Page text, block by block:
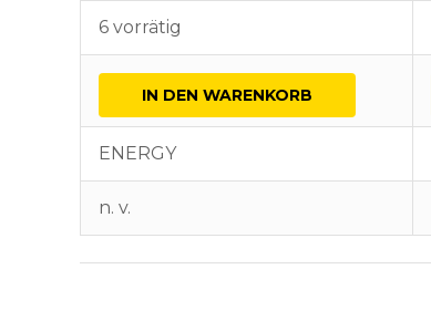
6 vorrätig
IN DEN WARENKORB
ENERGY
n. v.